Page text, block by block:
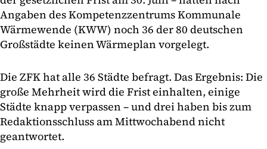
Angaben des Kompetenzzentrums Kommunale
Wärmewende (KWW) noch 36 der 80 deutschen
Großstädte keinen Wärmeplan vorgelegt.
Die ZFK hat alle 36 Städte befragt. Das Ergebnis: Die
große Mehrheit wird die Frist einhalten, einige
Städte knapp verpassen – und drei haben bis zum
Redaktionsschluss am Mittwochabend nicht
geantwortet.